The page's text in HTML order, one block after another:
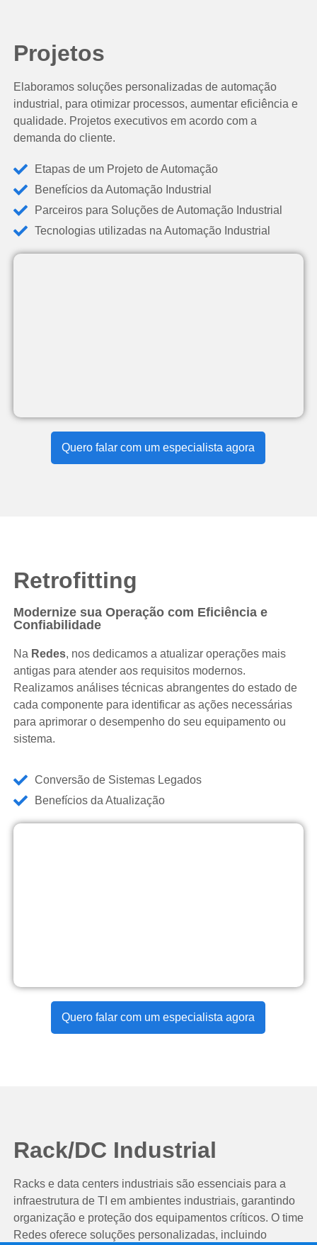
Projetos
Elaboramos soluções personalizadas de automação
industrial, para otimizar processos, aumentar eficiência e
qualidade. Projetos executivos em acordo com a
demanda do cliente.
Etapas de um Projeto de Automação
Benefícios da Automação Industrial
Parceiros para Soluções de Automação Industrial
Tecnologias utilizadas na Automação Industrial
Quero falar com um especialista agora
Retrofitting
Modernize sua Operação com Eficiência e
Confiabilidade
Na Redes, nos dedicamos a atualizar operações mais
antigas para atender aos requisitos modernos.
Realizamos análises técnicas abrangentes do estado de
cada componente para identificar as ações necessárias
para aprimorar o desempenho do seu equipamento ou
sistema.
Conversão de Sistemas Legados
Benefícios da Atualização
Quero falar com um especialista agora
Rack/DC Industrial
Racks e data centers industriais são essenciais para a
infraestrutura de TI em ambientes industriais, garantindo
organização e proteção dos equipamentos críticos. O time
Redes oferece soluções personalizadas, incluindo